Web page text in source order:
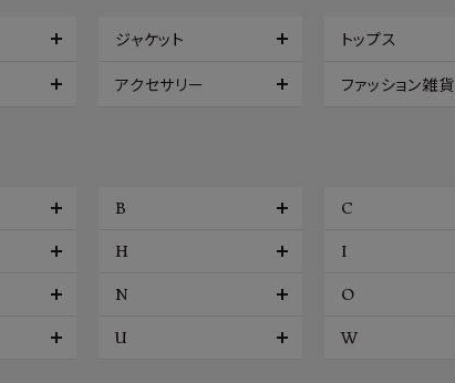
ジャケット トップス
アクセサリー ファッション雑貨
B C
H I
N O
U W